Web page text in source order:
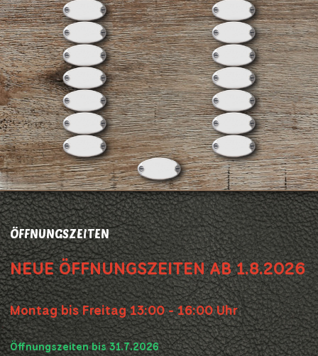
ÖFFNUNGSZEITEN
NEUE ÖFFNUNGSZEITEN AB 1.8.2026
Montag bis Freitag 13:00 - 16:00 Uhr
Öffnungszeiten bis 31.7.2026